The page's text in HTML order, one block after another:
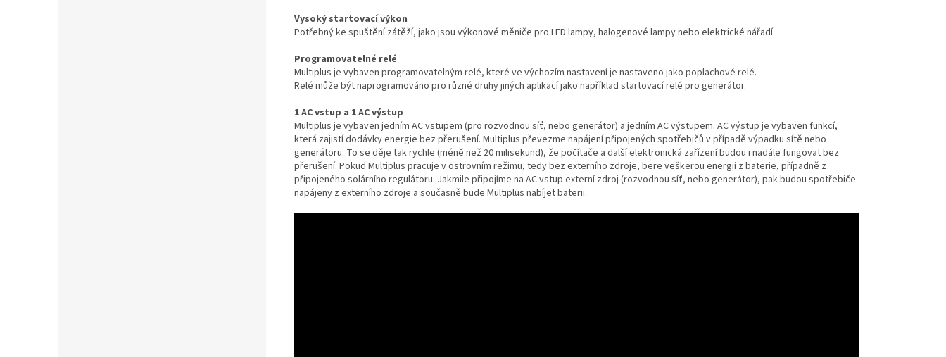
Vysoký startovací výkon
Potřebný ke spuštění zátěží, jako jsou výkonové měniče pro LED lampy, halogenové lampy nebo elektrické nářadí.
Programovatelné relé
Multiplus je vybaven programovatelným relé, které ve výchozím nastavení je nastaveno jako poplachové relé.
Relé může být naprogramováno pro různé druhy jiných aplikací jako například startovací relé pro generátor.
1 AC vstup a 1 AC výstup
Multiplus je vybaven jedním AC vstupem (pro rozvodnou síť, nebo generátor) a jedním AC výstupem. AC výstup je vybaven funkcí,
která zajistí dodávky energie bez přerušení. Multiplus převezme napájení připojených spotřebičů v případě výpadku sítě nebo
generátoru. To se děje tak rychle (méně než 20 milisekund), že počítače a další elektronická zařízení budou i nadále fungovat bez
přerušení. Pokud Multiplus pracuje v ostrovním režimu, tedy bez externího zdroje, bere veškerou energii z baterie, případně z
připojeného solárního regulátoru. Jakmile připojíme na AC vstup externí zdroj (rozvodnou síť, nebo generátor), pak budou spotřebiče
napájeny z externího zdroje a současně bude Multiplus nabíjet baterii.